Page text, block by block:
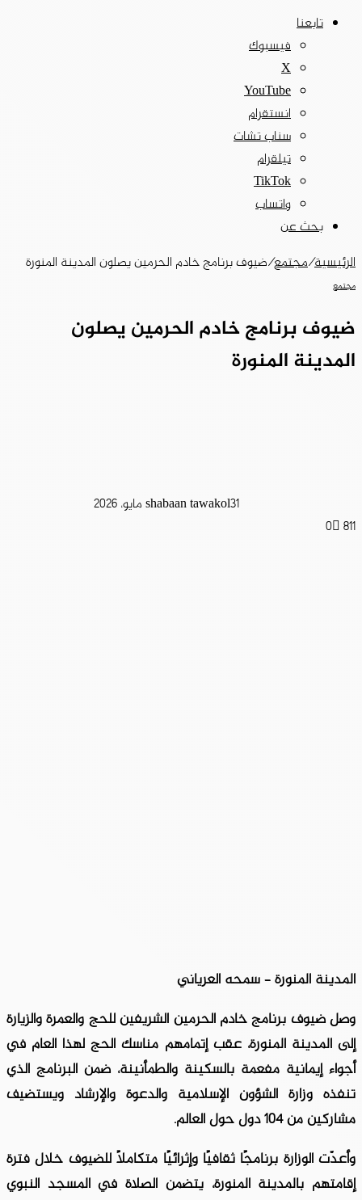
تابعنا
فيسبوك
‫X
‫YouTube
انستقرام
سناب تشات
تيلقرام
‫TikTok
واتساب
بحث عن
الرئيسية/مجتمع/ضيوف برنامج خادم الحرمين يصلون المدينة المنورة
مجتمع
ضيوف برنامج خادم الحرمين يصلون
المدينة المنورة
shabaan tawakol31 مايو، 2026
0 811
المدينة المنورة – سمحه العرياني
وصل ضيوف برنامج خادم الحرمين الشريفين للحج والعمرة والزيارة
إلى المدينة المنورة، عقب إتمامهم مناسك الحج لهذا العام في
أجواء إيمانية مفعمة بالسكينة والطمأنينة، ضمن البرنامج الذي
تنفذه وزارة الشؤون الإسلامية والدعوة والإرشاد ويستضيف
مشاركين من 104 دول حول العالم.
وأعدّت الوزارة برنامجًا ثقافيًا وإثرائيًا متكاملًا للضيوف خلال فترة
إقامتهم بالمدينة المنورة، يتضمن الصلاة في المسجد النبوي